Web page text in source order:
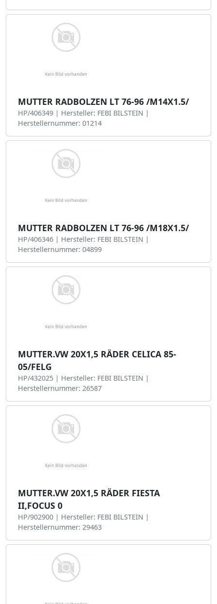
MUTTER RADBOLZEN LT 76-96 /M14X1.5/
HP/406349 | Hersteller: FEBI BILSTEIN |
Herstellernummer: 01214
MUTTER RADBOLZEN LT 76-96 /M18X1.5/
HP/406346 | Hersteller: FEBI BILSTEIN |
Herstellernummer: 04899
MUTTER.VW 20X1,5 RÄDER CELICA 85-
05/FELG
HP/432025 | Hersteller: FEBI BILSTEIN |
Herstellernummer: 26587
MUTTER.VW 20X1,5 RÄDER FIESTA
II,FOCUS 0
HP/902900 | Hersteller: FEBI BILSTEIN |
Herstellernummer: 29463